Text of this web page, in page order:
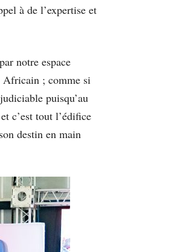
à de l’expertise et
notre espace
Africain ; comme si
puisqu’au
c’est tout l’édifice
destin en main